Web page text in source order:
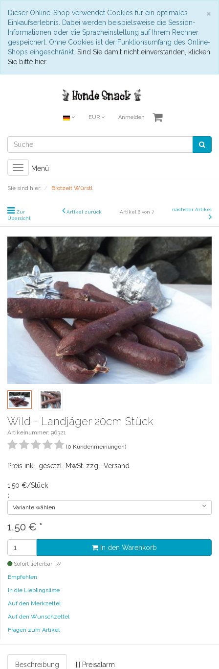
×
Dieser Online-Shop verwendet Cookies für ein optimales
Einkaufserlebnis. Dabei werden beispielsweise die Session-
Informationen oder die Spracheinstellung auf Ihrem Rechner
gespeichert. Ohne Cookies ist der Funktionsumfang des Online-
Shops eingeschränkt. Sind Sie damit nicht einverstanden, klicken
Sie bitte hier.
EUR Anmelden
Toggle
navigation
Menü
Sie sind hier: Brotzeit Würstl
Zur
Übersicht
Artikel zurück Artikel 6 von 7 nächster Artikel
Wild - Landjäger 20cm Stück
Artikelnummer: 96321
(0 Kundenmeinungen)
Preis inkl. gesetzl. MwSt. zzgl. Versand
1,50 €/Stück
:
Variante wählen
1,50 € *
In den Warenkorb
Sofort lieferbar
Empfehlen
In die Lieblingsliste
Auf den Merkzettel
Auf den Wunschzettel
Fragen zum Artikel
Beschreibung [!] Preisalarm